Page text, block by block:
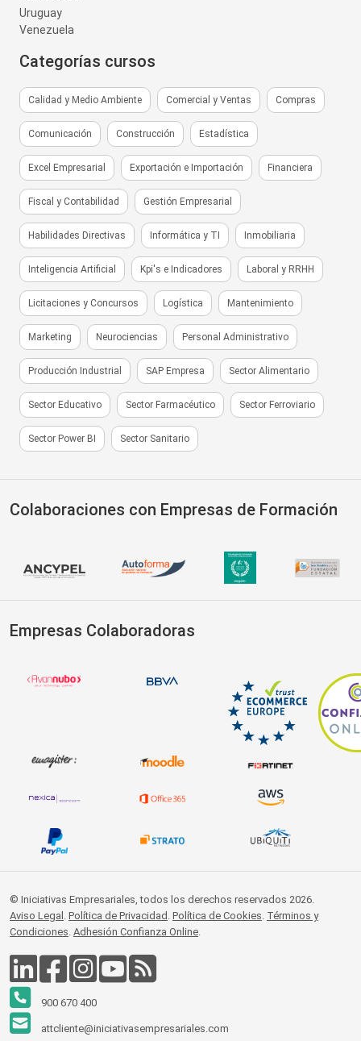
Uruguay
Venezuela
Categorías cursos
Calidad y Medio Ambiente Comercial y Ventas Compras
Comunicación Construcción Estadística
Excel Empresarial Exportación e Importación Financiera
Fiscal y Contabilidad Gestión Empresarial
Habilidades Directivas Informática y TI Inmobiliaria
Inteligencia Artificial Kpi's e Indicadores Laboral y RRHH
Licitaciones y Concursos Logística Mantenimiento
Marketing Neurociencias Personal Administrativo
Producción Industrial SAP Empresa Sector Alimentario
Sector Educativo Sector Farmacéutico Sector Ferroviario
Sector Power BI Sector Sanitario
Colaboraciones con Empresas de Formación
Empresas Colaboradoras
© Iniciativas Empresariales, todos los derechos reservados 2026.
Aviso Legal Política de Privacidad Política de Cookies Términos y
Condiciones Adhesión Confianza Online
900 670 400
attcliente@iniciativasempresariales.com